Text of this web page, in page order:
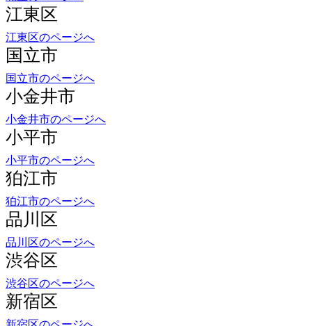
江東区のページへ
国立市
国立市のページへ
小金井市
小金井市のページへ
小平市
小平市のページへ
狛江市
狛江市のページへ
品川区
品川区のページへ
渋谷区
渋谷区のページへ
新宿区
新宿区のページへ
杉並区